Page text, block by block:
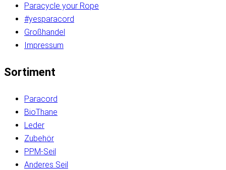
Paracycle your Rope
#yesparacord
Großhandel
Impressum
Sortiment
Paracord
BioThane
Leder
Zubehör
PPM-Seil
Anderes Seil